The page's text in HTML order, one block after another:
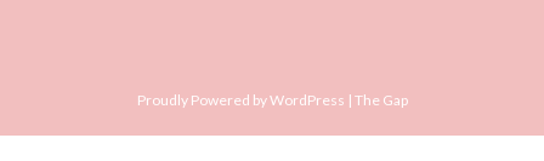
Proudly Powered by WordPress | The Gap